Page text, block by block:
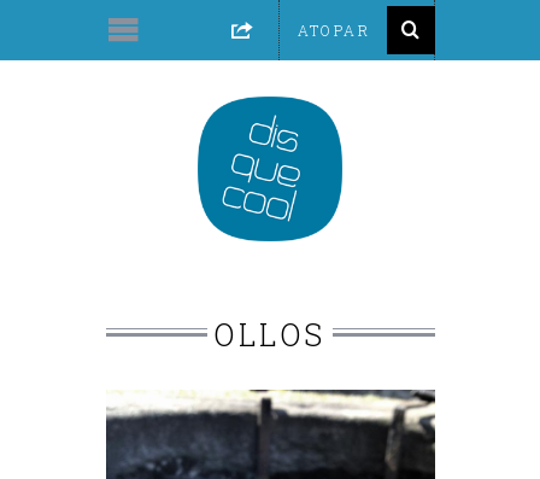
OLLOS